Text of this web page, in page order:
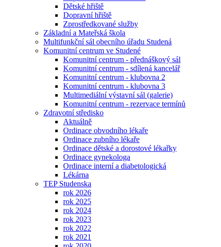
Dětské hřiště
Dopravní hřiště
Zprostředkované služby
Základní a Mateřská škola
Multifunkční sál obecního úřadu Studená
Komunitní centrum ve Studené
Komunitní centrum - přednáškový sál
Komunitní centrum - sdílená kancelář
Komunitní centrum - klubovna 2
Komunitní centrum - klubovna 3
Multimediální výstavní sál (galerie)
Komunitní centrum - rezervace termínů
Zdravotní středisko
Aktuálně
Ordinace obvodního lékaře
Ordinace zubního lékaře
Ordinace dětské a dorostové lékařky
Ordinace gynekologa
Ordinace interní a diabetologická
Lékárna
TEP Studenska
rok 2026
rok 2025
rok 2024
rok 2023
rok 2022
rok 2021